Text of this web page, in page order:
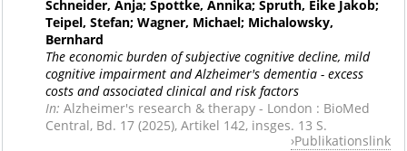
Schneider, Anja; Spottke, Annika; Spruth, Eike Jakob;
Teipel, Stefan; Wagner, Michael; Michalowsky,
Bernhard
The economic burden of subjective cognitive decline, mild
cognitive impairment and Alzheimer's dementia - excess
costs and associated clinical and risk factors
In: Alzheimer's research & therapy - London : BioMed
Central, Bd. 17 (2025), Artikel 142, insges. 13 S.
Publikationslink